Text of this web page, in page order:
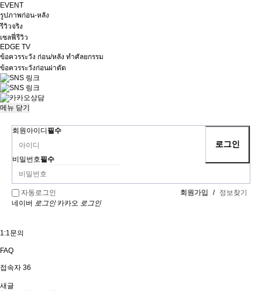
EVENT
รูปภาพก่อน-หลัง
รีวิวจริง
เซลฟี่รีวิว
EDGE TV
ข้อควรระวัง ก่อน/หลัง ทำศัลยกรรม
ข้อควรระวังก่อนผ่าตัด
메뉴 닫기
회원아이디필수
비밀번호필수
자동로그인 회원가입 / 정보찾기
네이버 로그인 카카오 로그인
1:1문의
FAQ
접속자 36
새글